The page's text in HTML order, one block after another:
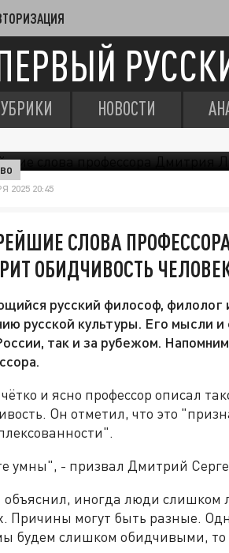
НОВОСТИ
2025 20:45
СЛОВА
ОБИДЧИВОСТЬ
русский философ, филолог
русской культуры. Его мысли
так и за рубежом.
и ясно профессор описал
Он отметил, что это
умны", - призвал Дмитрий
объяснил, иногда люди слишком
Причины могут быть разные.
будем слишком обидчивыми,